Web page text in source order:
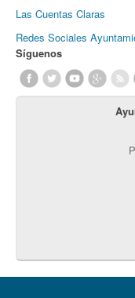
Las Cuentas Claras
Redes Sociales
Síguenos